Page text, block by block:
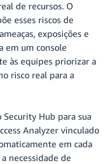
de recursos. O
esses riscos de
exposições e
em um console
às equipes priorizar a
risco real para a
Hub para sua
Analyzer vinculado
em cada
necessidade de